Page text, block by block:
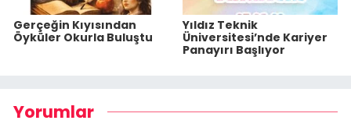
Gerçeğin Kıyısından
Öyküler Okurla Buluştu
Yıldız Teknik
Üniversitesi’nde Kariyer
Panayırı Başlıyor
Yorumlar